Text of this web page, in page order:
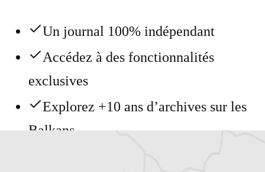
Un journal 100% indépendant
Accédez à des fonctionnalités
exclusives
Explorez +10 ans d’archives sur les
Balkans